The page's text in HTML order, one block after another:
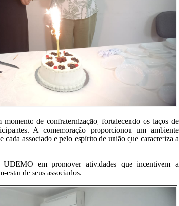
de confraternização, fortalecendo os laços de
A comemoração proporcionou um ambiente
cada associado e pelo espírito de união que caracteriza a
em promover atividades que incentivem a
estar de seus associados.